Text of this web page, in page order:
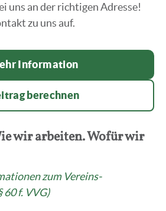
uns an der richtigen Adresse!
zu uns auf.
Information
berechnen
wir arbeiten. Wofür wir
zum Vereins-
60 f. VVG)